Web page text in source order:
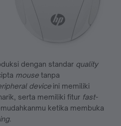
dengan standar quality
mouse tanpa
device ini memiliki
serta memiliki fitur fast-
ketika membuka
.